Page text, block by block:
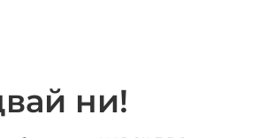
ни!